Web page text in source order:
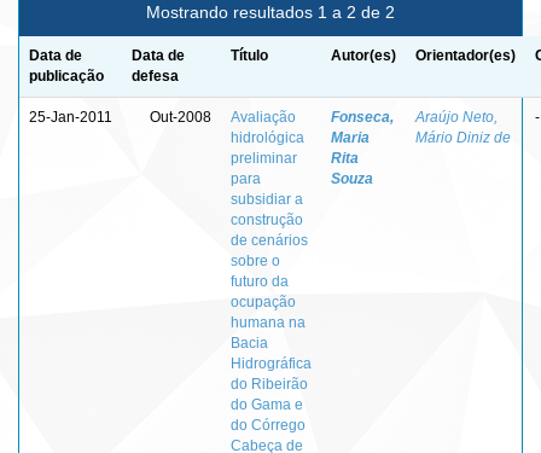
Mostrando resultados 1 a 2 de 2
Data de
publicação
Data de
defesa
Título Autor(es) Orientador(es)
25-Jan-2011 Out-2008
Avaliação
hidrológica
preliminar
para
subsidiar a
construção
de cenários
sobre o
futuro da
ocupação
humana na
Bacia
Hidrográfica
do Ribeirão
do Gama e
do Córrego
Cabeça de
Fonseca,
Maria
Rita
Souza
Araújo Neto,
Mário Diniz de
-